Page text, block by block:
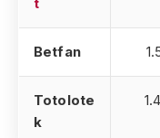
Betfan
Totolote
k